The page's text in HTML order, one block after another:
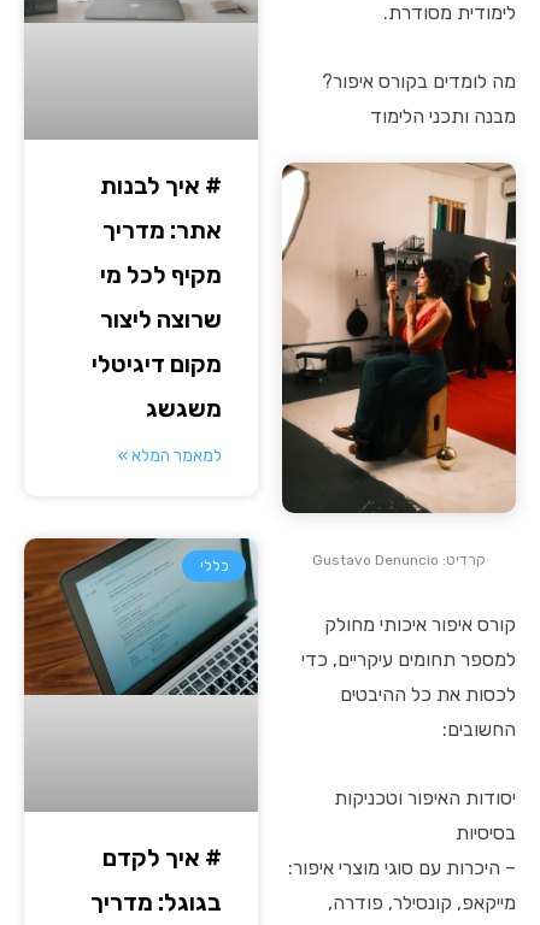
לימודית מסודרת.
מה לומדים בקורס איפור?
מבנה ותכני הלימוד
קרדיט: Gustavo Denuncio
קורס איפור איכותי מחולק
למספר תחומים עיקריים, כדי
לכסות את כל ההיבטים
החשובים:
יסודות האיפור וטכניקות
בסיסיות
– היכרות עם סוגי מוצרי איפור:
מייקאפ, קונסילר, פודרה,
# איך לבנות
אתר: מדריך
מקיף לכל מי
שרוצה ליצור
מקום דיגיטלי
משגשג
למאמר המלא »
כללי
# איך לקדם
בגוגל: מדריך